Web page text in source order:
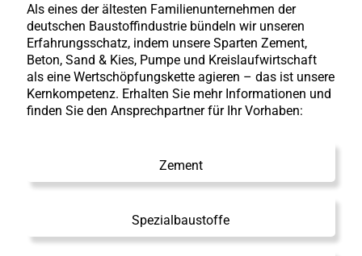
Als eines der ältesten Familienunternehmen der
deutschen Baustoffindustrie bündeln wir unseren
Erfahrungsschatz, indem unsere Sparten Zement,
Beton, Sand & Kies, Pumpe und Kreislaufwirtschaft
als eine Wertschöpfungskette agieren – das ist unsere
Kernkompetenz. Erhalten Sie mehr Informationen und
finden Sie den Ansprechpartner für Ihr Vorhaben:
Zement
Spezialbaustoffe